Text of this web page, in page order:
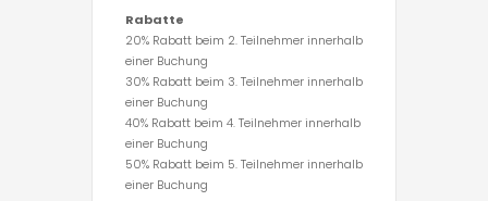
Rabatte
20% Rabatt beim 2. Teilnehmer innerhalb
einer Buchung
30% Rabatt beim 3. Teilnehmer innerhalb
einer Buchung
40% Rabatt beim 4. Teilnehmer innerhalb
einer Buchung
50% Rabatt beim 5. Teilnehmer innerhalb
einer Buchung